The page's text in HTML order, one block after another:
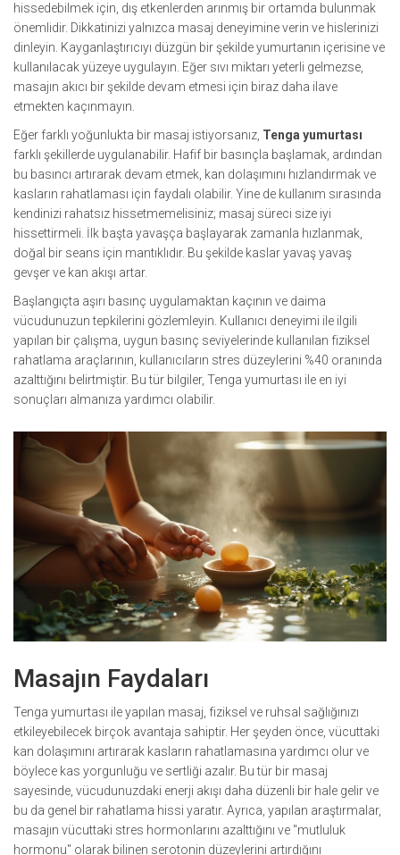
hissedebilmek için, dış etkenlerden arınmış bir ortamda bulunmak
önemlidir. Dikkatinizi yalnızca masaj deneyimine verin ve hislerinizi
dinleyin. Kayganlaştırıcıyı düzgün bir şekilde yumurtanın içerisine ve
kullanılacak yüzeye uygulayın. Eğer sıvı miktarı yeterli gelmezse,
masajın akıcı bir şekilde devam etmesi için biraz daha ilave
etmekten kaçınmayın.
Eğer farklı yoğunlukta bir masaj istiyorsanız, Tenga yumurtası
farklı şekillerde uygulanabilir. Hafif bir basınçla başlamak, ardından
bu basıncı artırarak devam etmek, kan dolaşımını hızlandırmak ve
kasların rahatlaması için faydalı olabilir. Yine de kullanım sırasında
kendinizi rahatsız hissetmemelisiniz; masaj süreci size iyi
hissettirmeli. İlk başta yavaşça başlayarak zamanla hızlanmak,
doğal bir seans için mantıklıdır. Bu şekilde kaslar yavaş yavaş
gevşer ve kan akışı artar.
Başlangıçta aşırı basınç uygulamaktan kaçının ve daima
vücudunuzun tepkilerini gözlemleyin. Kullanıcı deneyimi ile ilgili
yapılan bir çalışma, uygun basınç seviyelerinde kullanılan fiziksel
rahatlama araçlarının, kullanıcıların stres düzeylerini %40 oranında
azalttığını belirtmiştir. Bu tür bilgiler, Tenga yumurtası ile en iyi
sonuçları almanıza yardımcı olabilir.
Masajın Faydaları
Tenga yumurtası ile yapılan masaj, fiziksel ve ruhsal sağlığınızı
etkileyebilecek birçok avantaja sahiptir. Her şeyden önce, vücuttaki
kan dolaşımını artırarak kasların rahatlamasına yardımcı olur ve
böylece kas yorgunluğu ve sertliği azalır. Bu tür bir masaj
sayesinde, vücudunuzdaki enerji akışı daha düzenli bir hale gelir ve
bu da genel bir rahatlama hissi yaratır. Ayrıca, yapılan araştırmalar,
masajın vücuttaki stres hormonlarını azalttığını ve "mutluluk
hormonu" olarak bilinen serotonin düzeylerini artırdığını